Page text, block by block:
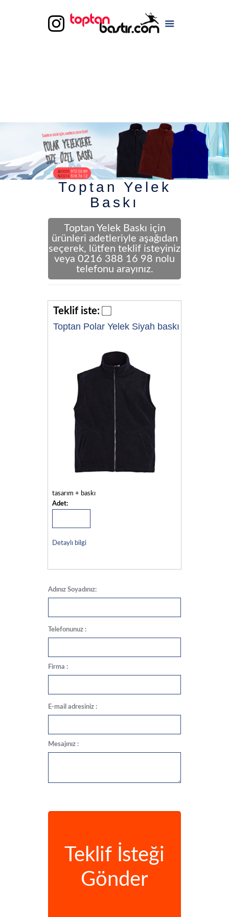
Toptan Yelek
Baskı
Toptan Yelek Baskı için
ürünleri adetleriyle aşağıdan
seçerek, lütfen teklif isteyiniz
veya 0216 388 16 98 nolu
telefonu arayınız.
Teklif iste:
Toptan Polar Yelek Siyah baskı
tasarım + baskı
Adet:
Detaylı bilgi
Adınız Soyadınız:
Telefonunuz :
Firma :
E-mail adresiniz :
Mesajınız :
Teklif İsteği
Gönder